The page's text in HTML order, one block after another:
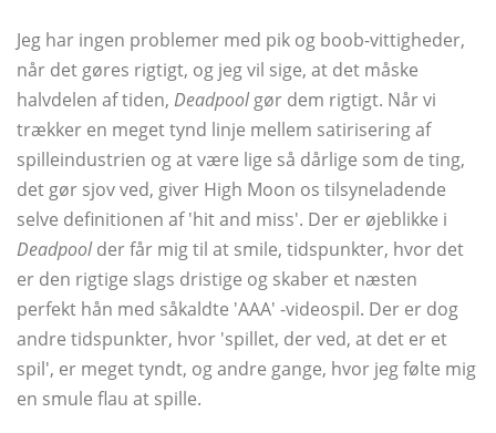
Jeg har ingen problemer med pik og boob-vittigheder,
når det gøres rigtigt, og jeg vil sige, at det måske
halvdelen af ​​tiden, Deadpoolgør dem rigtigt. Når vi
trækker en meget tynd linje mellem satirisering af
spilleindustrien og at være lige så dårlige som de ting,
det gør sjov ved, giver High Moon os tilsyneladende
selve definitionen af ​​'hit and miss'. Der er øjeblikke i
Deadpoolder får mig til at smile, tidspunkter, hvor det
er den rigtige slags dristige og skaber et næsten
perfekt hån med såkaldte 'AAA' -videospil. Der er dog
andre tidspunkter, hvor 'spillet, der ved, at det er et
spil', er meget tyndt, og andre gange, hvor jeg følte mig
en smule flau at spille.